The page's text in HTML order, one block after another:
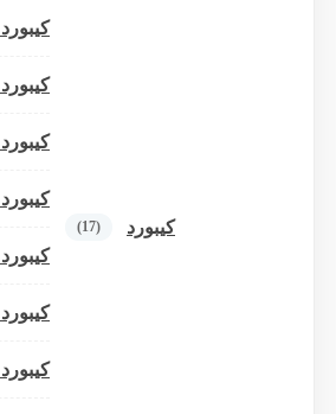
کیبورد (17)
کیبورد Apple
کیبورد Asus
کیبورد Dell
کیبورد Durgod
کیبورد HP
کیبورد Lenovo
کیبورد Logitech